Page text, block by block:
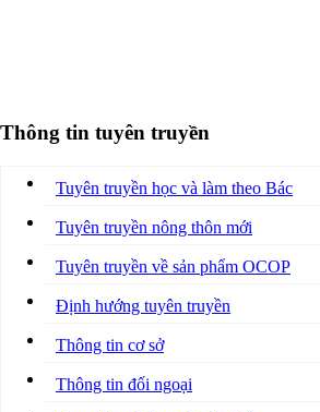
Thông tin tuyên truyền
Tuyên truyền học và làm theo Bác
Tuyên truyền nông thôn mới
Tuyên truyền về sản phẩm OCOP
Định hướng tuyên truyền
Thông tin cơ sở
Thông tin đối ngoại